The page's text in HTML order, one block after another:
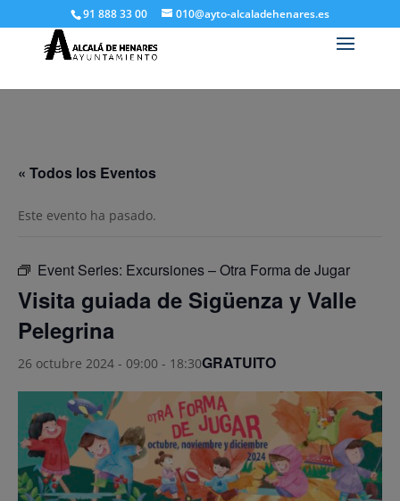
91 888 33 00 010@ayto-alcaladehenares.es
« Todos los Eventos
Este evento ha pasado.
Event Series: Excursiones – Otra Forma de Jugar
Visita guiada de Sigüenza y Valle
Pelegrina
26 octubre 2024 - 09:00 - 18:30GRATUITO